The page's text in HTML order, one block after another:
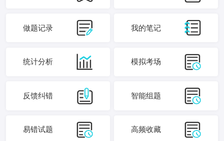
做题记录 我的笔记
统计分析 模拟考场
反馈纠错 智能组题
易错试题 高频收藏